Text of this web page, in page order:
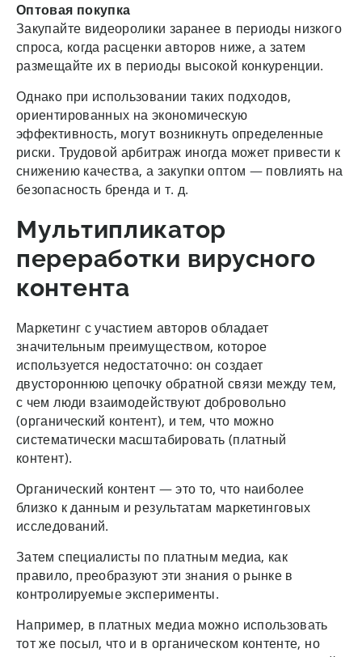
Оптовая покупка
Закупайте видеоролики заранее в периоды низкого
спроса, когда расценки авторов ниже, а затем
размещайте их в периоды высокой конкуренции.
Однако при использовании таких подходов,
ориентированных на экономическую
эффективность, могут возникнуть определенные
риски. Трудовой арбитраж иногда может привести к
снижению качества, а закупки оптом — повлиять на
безопасность бренда и т. д.
Мультипликатор
переработки вирусного
контента
Маркетинг с участием авторов обладает
значительным преимуществом, которое
используется недостаточно: он создает
двустороннюю цепочку обратной связи между тем,
с чем люди взаимодействуют добровольно
(органический контент), и тем, что можно
систематически масштабировать (платный
контент).
Органический контент — это то, что наиболее
близко к данным и результатам маркетинговых
исследований.
Затем специалисты по платным медиа, как
правило, преобразуют эти знания о рынке в
контролируемые эксперименты.
Например, в платных медиа можно использовать
тот же посыл, что и в органическом контенте, но